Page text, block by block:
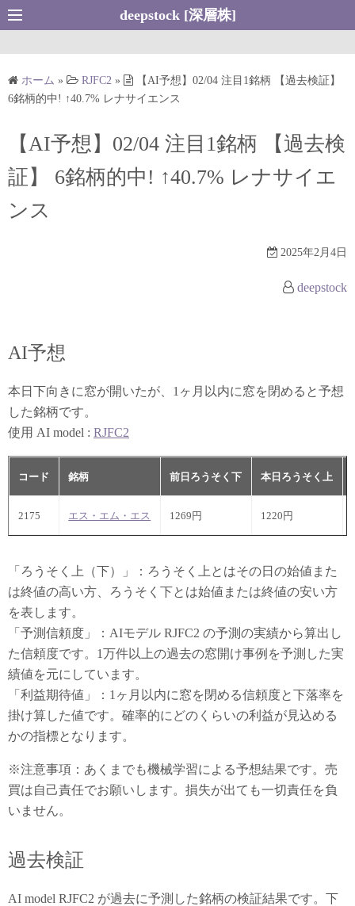
コ
ン
ツ
ッ
deepstock [深層株]
ホーム » RJFC2 »
【AI予想】02/04 注目1銘柄 【過去検証】
6銘柄的中! ↑40.7% レナサイエンス
【AI予想】02/04 注目1銘柄 【過去検
証】 6銘柄的中! ↑40.7% レナサイエ
ンス
2025年2月4日
deepstock
AI予想
本日下向きに窓が開いたが、1ヶ月以内に窓を閉めると予想
した銘柄です。
使用 AI model : RJFC2
コード 銘柄 前日ろうそく下 本日ろうそく上
2175 エス・エム・エス 1269円 1220円
「ろうそく上（下）」：ろうそく上とはその日の始値また
は終値の高い方、ろうそく下とは始値または終値の安い方
を表します。
「予測信頼度」：AIモデル RJFC2 の予測の実績から算出し
た信頼度です。1万件以上の過去の窓開け事例を予測した実
績値を元にしています。
「利益期待値」：1ヶ月以内に窓を閉める信頼度と下落率を
掛け算した値です。確率的にどのくらいの利益が見込める
かの指標となります。
※注意事項：あくまでも機械学習による予想結果です。売
買は自己責任でお願いします。損失が出ても一切責任を負
いません。
過去検証
AI model RJFC2 が過去に予測した銘柄の検証結果です。下